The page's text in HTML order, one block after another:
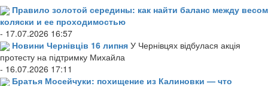
Правило золотой середины: как найти баланс между весом
коляски и ее проходимостью
- 17.07.2026 16:57
Новини Чернівців 16 липня У Чернівцях відбулася акція
протесту на підтримку Михайла
- 16.07.2026 17:11
Братья Мосейчуки: похищение из Калиновки — что